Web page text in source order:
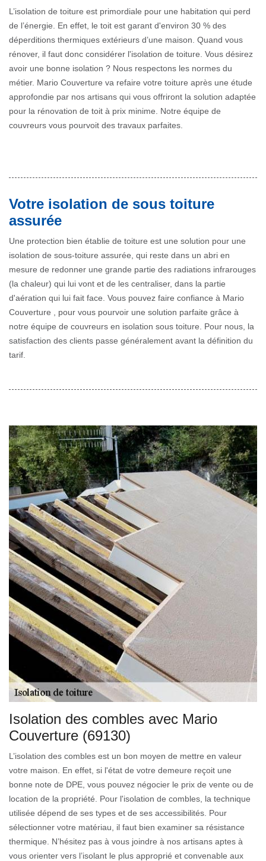
L’isolation de toiture est primordiale pour une habitation qui perd
de l’énergie. En effet, le toit est garant d'environ 30 % des
déperditions thermiques extérieurs d’une maison. Quand vous
rénover, il faut donc considérer l'isolation de toiture. Vous désirez
avoir une bonne isolation ? Nous respectons les normes du
métier. Mario Couverture va refaire votre toiture après une étude
approfondie par nos artisans qui vous offriront la solution adaptée
pour la rénovation de toit à prix minime. Notre équipe de
couvreurs vous pourvoit des travaux parfaites.
Votre isolation de sous toiture
assurée
Une protection bien établie de toiture est une solution pour une
isolation de sous-toiture assurée, qui reste dans un abri en
mesure de redonner une grande partie des radiations infrarouges
(la chaleur) qui lui vont et de les centraliser, dans la partie
d'aération qui lui fait face. Vous pouvez faire confiance à Mario
Couverture , pour vous pourvoir une solution parfaite grâce à
notre équipe de couvreurs en isolation sous toiture. Pour nous, la
satisfaction des clients passe généralement avant la définition du
tarif.
Isolation des combles avec Mario
Couverture (69130)
L’isolation des combles est un bon moyen de mettre en valeur
votre maison. En effet, si l'état de votre demeure reçoit une
bonne note de DPE, vous pouvez négocier le prix de vente ou de
location de la propriété. Pour l'isolation de combles, la technique
utilisée dépend de ses types et de ses accessibilités. Pour
sélectionner votre matériau, il faut bien examiner sa résistance
thermique. N’hésitez pas à vous joindre à nos artisans aptes à
vous orienter vers l’isolant le plus approprié et convenable aux